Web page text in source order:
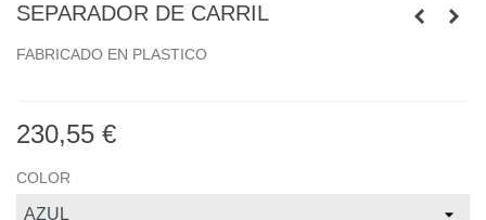
SEPARADOR DE CARRIL
FABRICADO EN PLASTICO
230,55 €
COLOR